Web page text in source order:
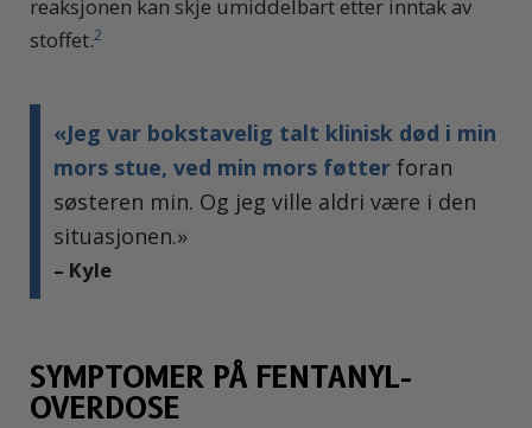
reaksjonen kan skje umiddelbart etter inntak av
stoffet.2
«Jeg var bokstavelig talt klinisk død i min
mors stue, ved min mors føtter foran
søsteren min. Og jeg ville aldri være i den
situasjonen.»
– Kyle
SYMPTOMER PÅ FENTANYL-
OVERDOSE